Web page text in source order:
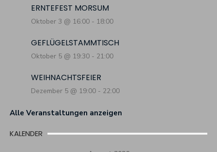
ERNTEFEST MORSUM
Oktober 3 @ 16:00 - 18:00
GEFLÜGELSTAMMTISCH
Oktober 5 @ 19:30 - 21:00
WEIHNACHTSFEIER
Dezember 5 @ 19:00 - 22:00
Alle Veranstaltungen anzeigen
KALENDER